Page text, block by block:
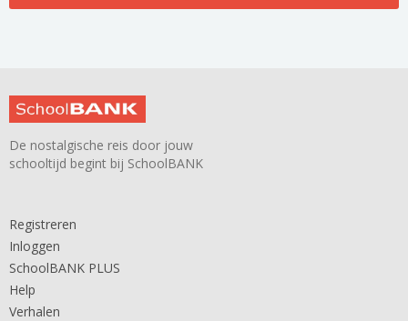
De nostalgische reis door jouw
schooltijd begint bij SchoolBANK
Registreren
Inloggen
SchoolBANK PLUS
Help
Verhalen